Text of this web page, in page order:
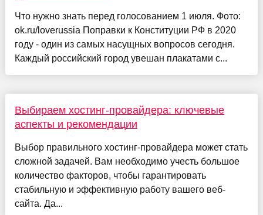
Что нужно знать перед голосованием 1 июля. Фото:
ok.ru/loverussia Поправки к Конституции РФ в 2020
году - один из самых насущных вопросов сегодня.
Каждый российский город увешан плакатами с...
Выбираем хостинг-провайдера: ключевые
аспекты и рекомендации
Выбор правильного хостинг-провайдера может стать
сложной задачей. Вам необходимо учесть большое
количество факторов, чтобы гарантировать
стабильную и эффективную работу вашего веб-
сайта. Да...